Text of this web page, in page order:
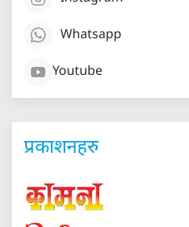
Whatsapp
Youtube
प्रकाशनहरु